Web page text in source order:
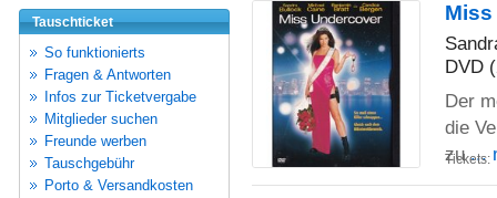
Tauschticket
So funktionierts
Fragen & Antworten
Infos zur Ticketvergabe
Mitglieder suchen
Freunde werben
Tauschgebühr
Porto & Versandkosten
DVD
Der
die
zu...
Tickets: